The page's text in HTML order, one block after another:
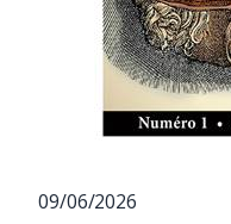
09/06/2026